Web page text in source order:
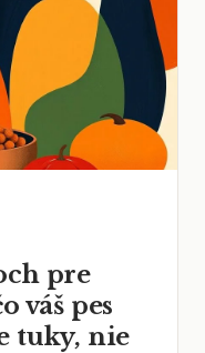
pre
váš pes
tuky, nie